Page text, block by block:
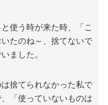
使う時が来た時、「こ
たのね～、捨てないで
ました。
捨てられなかった私で
「使っていないものは